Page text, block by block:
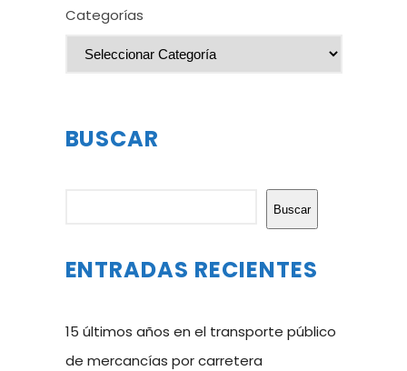
Categorías
BUSCAR
Buscar
ENTRADAS RECIENTES
15 últimos años en el transporte público
de mercancías por carretera